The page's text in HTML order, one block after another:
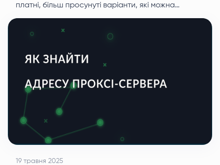
платні, більш просунуті варіанти, які можна
19 травня 2025